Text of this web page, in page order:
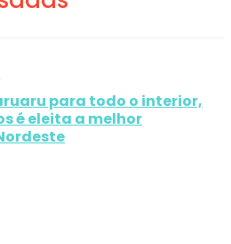
para todo o interior,
é eleita a melhor